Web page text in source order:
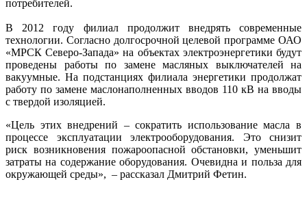
потребителей.
В 2012 году филиал продолжит внедрять современные
технологии. Согласно долгосрочной целевой программе ОАО
«МРСК Северо-Запада» на объектах электроэнергетики будут
проведены работы по замене масляных выключателей на
вакуумные. На подстанциях филиала энергетики продолжат
работу по замене маслонаполненных вводов 110 кВ на вводы
с твердой изоляцией.
«Цель этих внедрений – сократить использование масла в
процессе эксплуатации электрооборудования. Это снизит
риск возникновения пожароопасной обстановки, уменьшит
затраты на содержание оборудования. Очевидна и польза для
окружающей среды», – рассказал Дмитрий Фетин.